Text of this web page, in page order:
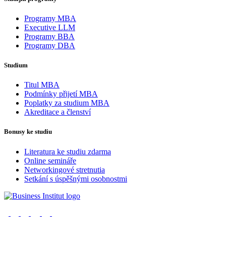
Programy MBA
Executive LLM
Programy BBA
Programy DBA
Studium
Titul MBA
Podmínky přijetí MBA
Poplatky za studium MBA
Akreditace a členství
Bonusy ke studiu
Literatura ke studiu zdarma
Online semináře
Networkingové stretnutia
Setkání s úspěšnými osobnostmi